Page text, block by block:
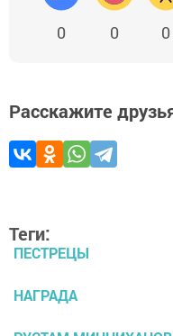
0 0 0
Расскажите
Теги:
ПЕСТРЕЦЫ
НАГРАДА